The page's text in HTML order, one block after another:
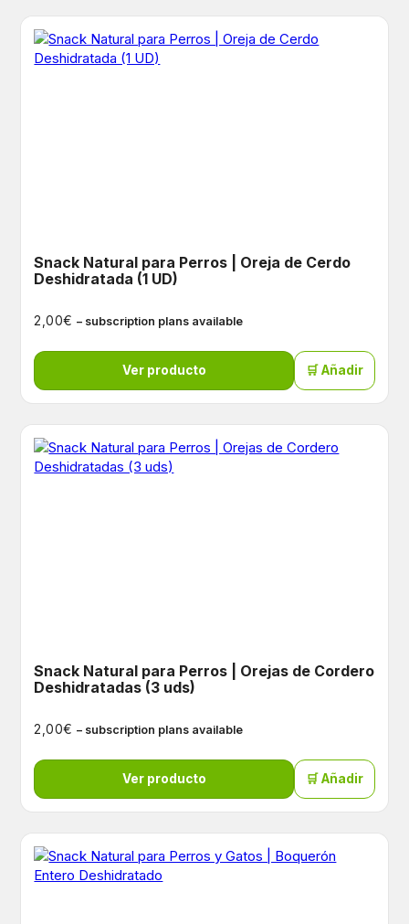
Snack Natural para Perros | Oreja de Cerdo
Deshidratada (1 UD)
2,00€ – subscription plans available
Ver producto 🛒 Añadir
Snack Natural para Perros | Orejas de Cordero
Deshidratadas (3 uds)
2,00€ – subscription plans available
Ver producto 🛒 Añadir